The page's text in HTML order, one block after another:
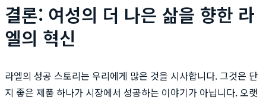
결론: 여성의 더 나은 삶을 향한 라
엘의 혁신
라엘의 성공 스토리는 우리에게 많은 것을 시사합니다. 그것은 단
지 좋은 제품 하나가 시장에서 성공하는 이야기가 아닙니다. 오랫